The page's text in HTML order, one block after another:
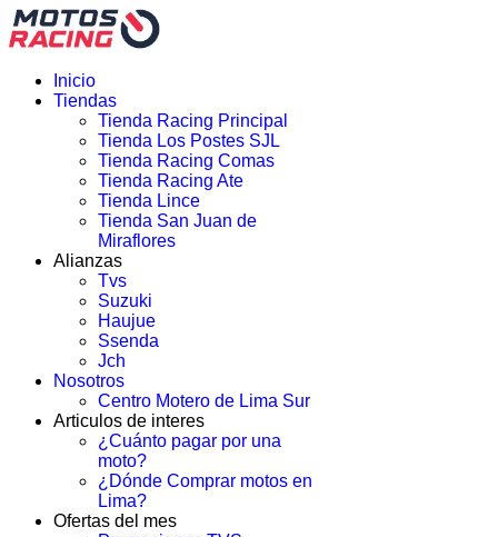
Inicio
Tiendas
Tienda Racing Principal
Tienda Los Postes SJL
Tienda Racing Comas
Tienda Racing Ate
Tienda Lince
Tienda San Juan de
Miraflores
Alianzas
Tvs
Suzuki
Haujue
Ssenda
Jch
Nosotros
Centro Motero de Lima Sur
Articulos de interes
¿Cuánto pagar por una
moto?
¿Dónde Comprar motos en
Lima?
Ofertas del mes